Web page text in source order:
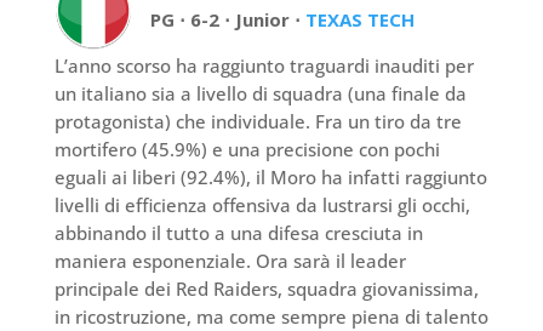
PG ⋅ 6-2 ⋅ Junior ⋅ TEXAS TECH
L’anno scorso ha raggiunto traguardi inauditi per
un italiano sia a livello di squadra (una finale da
protagonista) che individuale. Fra un tiro da tre
mortifero (45.9%) e una precisione con pochi
eguali ai liberi (92.4%), il Moro ha infatti raggiunto
livelli di efficienza offensiva da lustrarsi gli occhi,
abbinando il tutto a una difesa cresciuta in
maniera esponenziale. Ora sarà il leader
principale dei Red Raiders, squadra giovanissima,
in ricostruzione, ma come sempre piena di talento